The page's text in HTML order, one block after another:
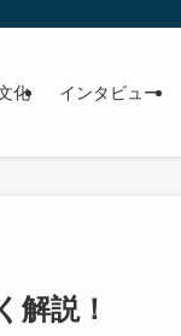
化 インタビュー
解説！